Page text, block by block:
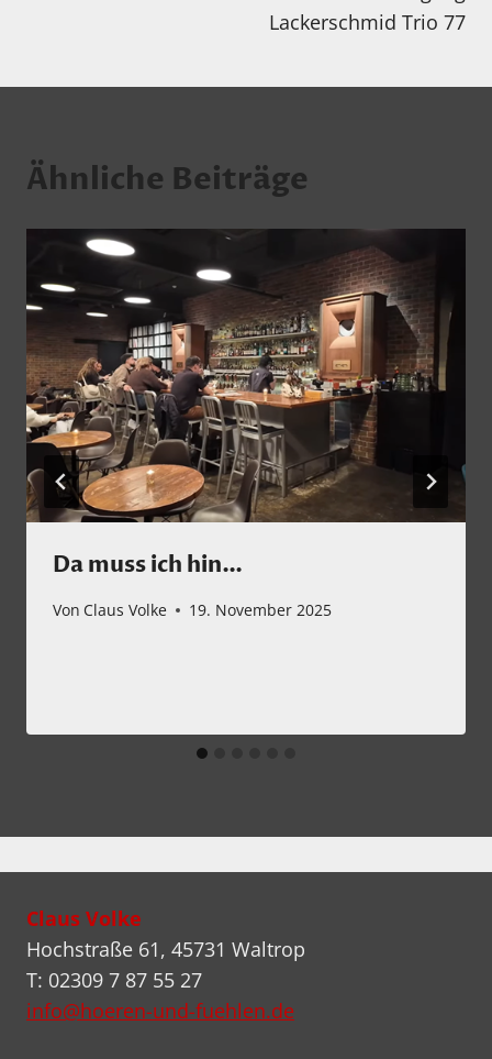
Lackerschmid Trio 77
Ähnliche Beiträge
Da muss ich hin…
Von Claus Volke 19. November 2025
Claus Volke
Hochstraße 61, 45731 Waltrop
T: 02309 7 87 55 27
info@hoeren-und-fuehlen.de